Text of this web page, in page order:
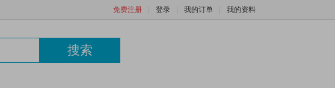
免费注册 登录 我的订单 我的资料
搜索